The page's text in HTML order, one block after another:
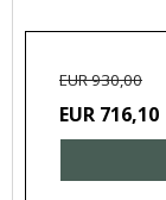
EUR 930,00
EUR 716,10